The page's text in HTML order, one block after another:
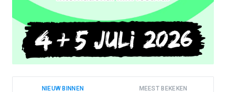
NIEUW BINNEN MEEST BEKEKEN